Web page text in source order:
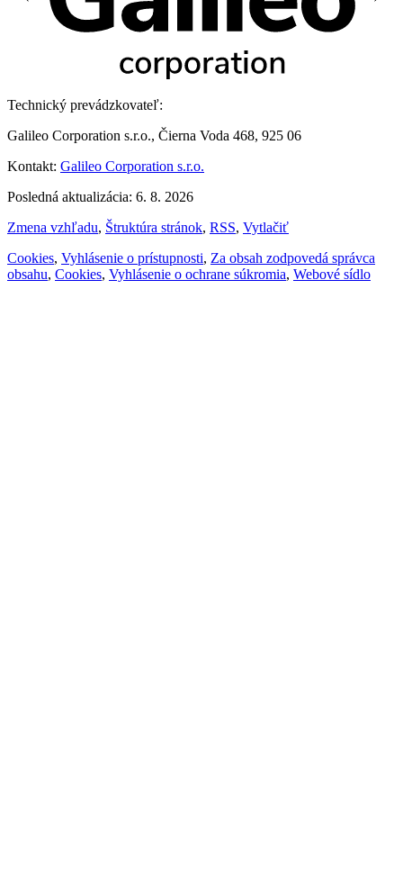
Technický prevádzkovateľ:
Galileo Corporation s.r.o., Čierna Voda 468, 925 06
Kontakt: Galileo Corporation s.r.o.
Posledná aktualizácia: 6. 8. 2026
Zmena vzhľadu, Štruktúra stránok, RSS, Vytlačiť
Cookies, Vyhlásenie o prístupnosti, Za obsah zodpovedá správca
obsahu, Cookies, Vyhlásenie o ochrane súkromia, Webové sídlo